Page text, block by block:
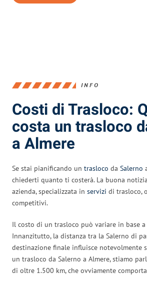
INFO
Costi di Trasloco:
costa un trasloco
a Almere
Se stai pianificando un trasloco da Salerno
chiederti quanto ti costerà. La buona
azienda, specializzata in servizi di trasloco,
competitivi.
Il costo di un trasloco può variare in base
Innanzitutto, la distanza tra la Salerno di
destinazione finale influisce notevolmente
un trasloco da Salerno a Almere, stiamo
di oltre 1.500 km, che ovviamente